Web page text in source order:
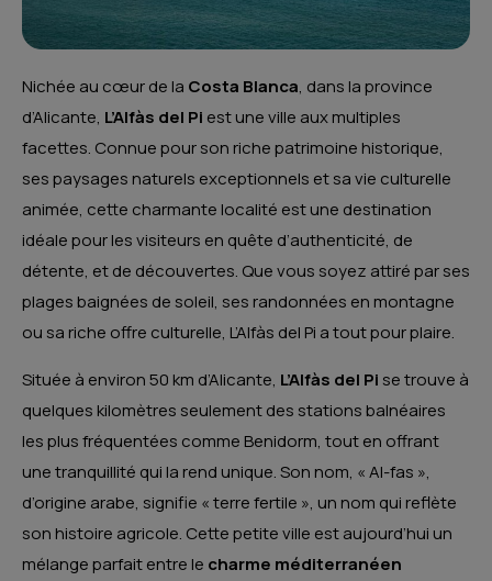
Nichée au cœur de la Costa Blanca, dans la province
d’Alicante, L’Alfàs del Pi est une ville aux multiples
facettes. Connue pour son riche patrimoine historique,
ses paysages naturels exceptionnels et sa vie culturelle
animée, cette charmante localité est une destination
idéale pour les visiteurs en quête d’authenticité, de
détente, et de découvertes. Que vous soyez attiré par ses
plages baignées de soleil, ses randonnées en montagne
ou sa riche offre culturelle, L’Alfàs del Pi a tout pour plaire.
Située à environ 50 km d’Alicante, L’Alfàs del Pi se trouve à
quelques kilomètres seulement des stations balnéaires
les plus fréquentées comme Benidorm, tout en offrant
une tranquillité qui la rend unique. Son nom, « Al-fas »,
d’origine arabe, signifie « terre fertile », un nom qui reflète
son histoire agricole. Cette petite ville est aujourd’hui un
mélange parfait entre le charme méditerranéen